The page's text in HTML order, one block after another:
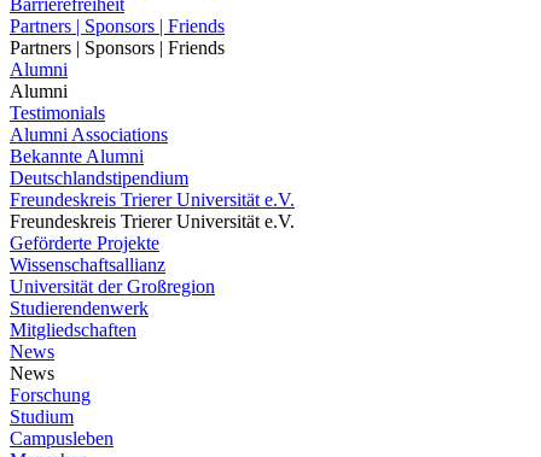
Barrierefreiheit
Partners | Sponsors | Friends
Partners | Sponsors | Friends
Alumni
Alumni
Testimonials
Alumni Associations
Bekannte Alumni
Deutschlandstipendium
Freundeskreis Trierer Universität e.V.
Freundeskreis Trierer Universität e.V.
Geförderte Projekte
Wissenschaftsallianz
Universität der Großregion
Studierendenwerk
Mitgliedschaften
News
News
Forschung
Studium
Campusleben